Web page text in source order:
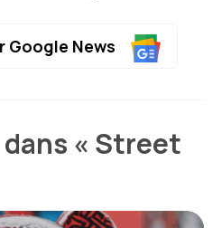
Google News
« Street